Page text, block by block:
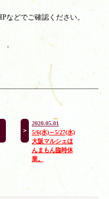
などでご確認ください。
＞
2020.05.01
5/6(水)～5/27(水)
大阪マルシェほ
んまもん臨時休
業。